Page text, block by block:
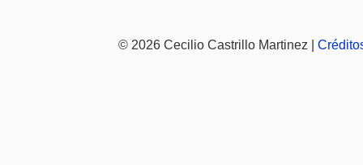
© 2026 Cecilio Castrillo Martinez |